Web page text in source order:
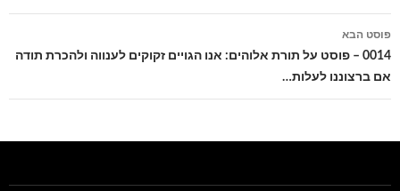
פוסט הבא
0014 – פוסט על תורת אלוהים: אנו הגויים זקוקים לענווה ולהכרת תודה
אם ברצוננו לעלות…